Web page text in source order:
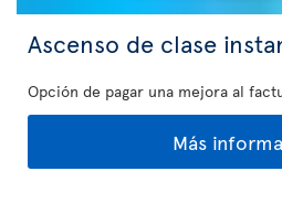
Ascenso de clase
Opción de pagar una mejora al
Más